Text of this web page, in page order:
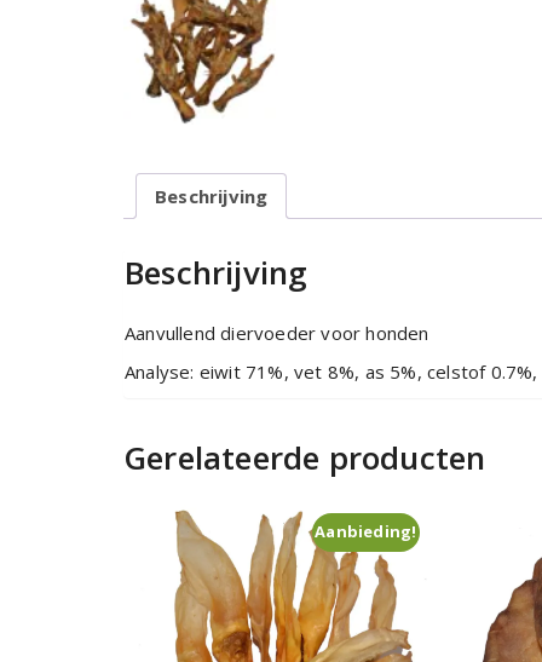
Beschrijving
Beschrijving
Aanvullend diervoeder voor honden
Analyse: eiwit 71%, vet 8%, as 5%, celstof
Gerelateerde producten
Aanbieding!